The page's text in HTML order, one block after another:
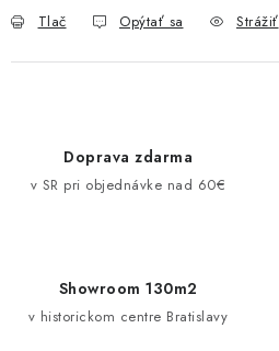
Tlač Opýtať sa Strážiť
Doprava zdarma
v SR pri objednávke nad 60€
Showroom 130m2
v historickom centre Bratislavy